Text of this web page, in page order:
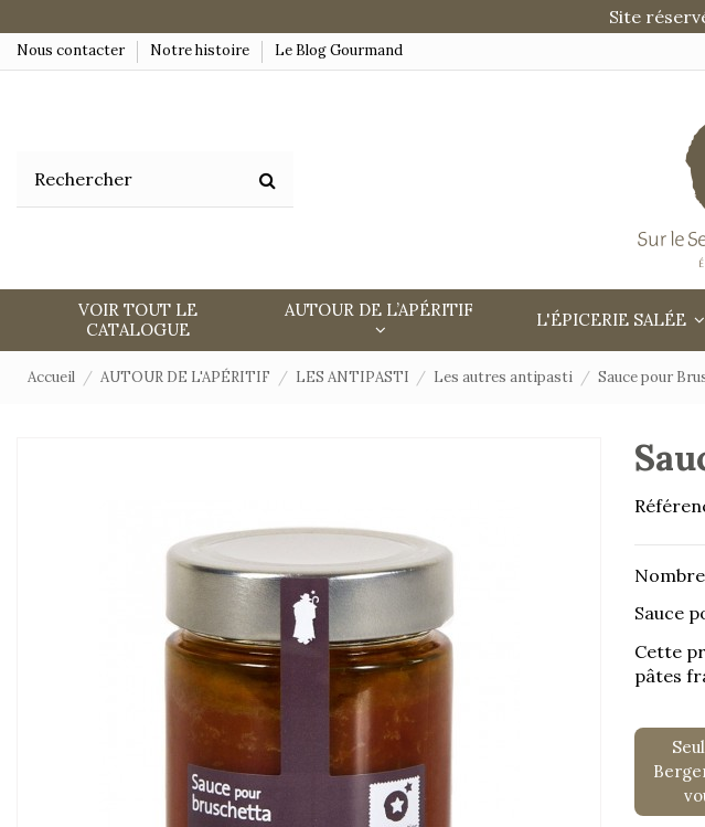
Site
Nous contacter Notre histoire Le Blog Gourmand
VOIR TOUT LE
CATALOGUE
AUTOUR DE L’APÉRITIF L'ÉPICERIE SALÉE
Accueil AUTOUR DE L'APÉRITIF LES ANTIPASTI Les autres antipasti Sauce pour
Sauce
Cette
pâtes